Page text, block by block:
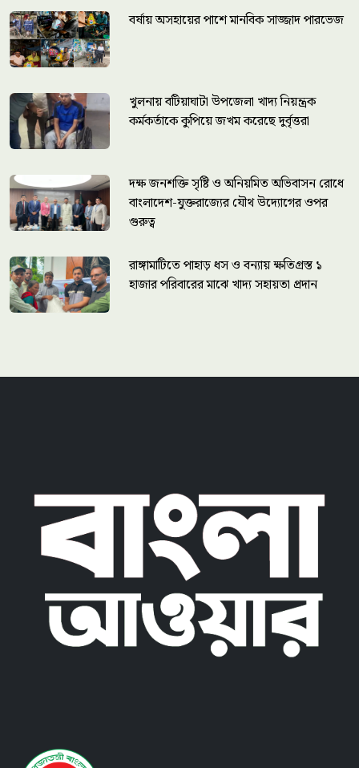
বর্ষায় অসহায়ের পাশে মানবিক সাজ্জাদ পারভেজ
খুলনায় বটিয়াঘাটা উপজেলা খাদ্য নিয়ন্ত্রক
কর্মকর্তাকে কুপিয়ে জখম করেছে দুর্বৃত্তরা
দক্ষ জনশক্তি সৃষ্টি ও অনিয়মিত অভিবাসন রোধে
বাংলাদেশ-যুক্তরাজ্যের যৌথ উদ্যোগের ওপর
গুরুত্ব
রাঙ্গামাটিতে পাহাড় ধস ও বন্যায় ক্ষতিগ্রস্ত ১
হাজার পরিবারের মাঝে খাদ্য সহায়তা প্রদান